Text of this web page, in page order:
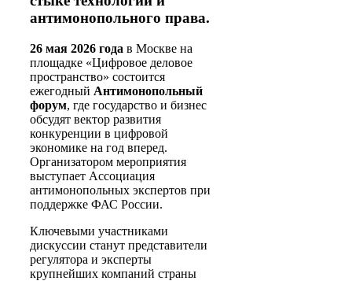
антимонопольного права.
26 мая 2026 года в Москве на
площадке «Цифровое деловое
пространство» состоится
ежегодный Антимонопольный
форум, где государство и бизнес
обсудят вектор развития
конкуренции в цифровой
экономике на год вперед.
Организатором мероприятия
выступает Ассоциация
антимонопольных экспертов при
поддержке ФАС России.
Ключевыми участниками
дискуссии станут представители
регулятора и эксперты
крупнейших компаний страны